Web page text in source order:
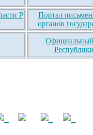
Р
Портал
органов
Официальный